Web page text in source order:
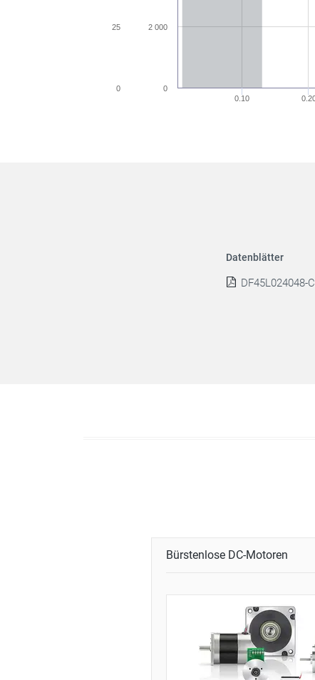
0.10
0
2 000
0
25
Datenblätter
DF45L024048-
Bürstenlose DC-Motoren